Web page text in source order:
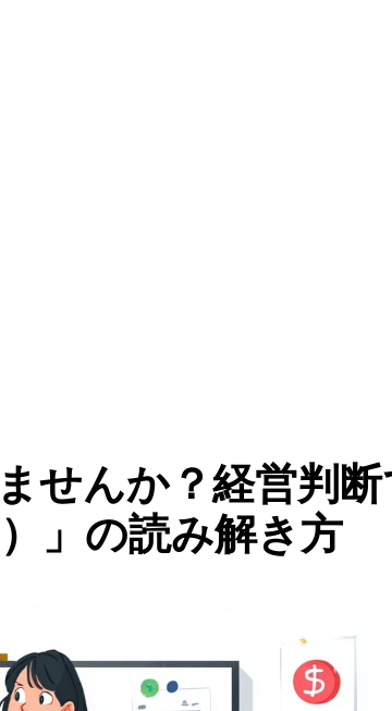
せんか？経営判
」の読み解き方